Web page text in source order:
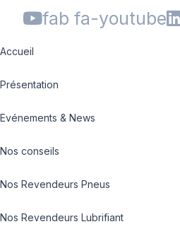
fab fa-youtube
Accueil
Présentation
Evénements & News
Nos conseils
Nos Revendeurs Pneus
Nos Revendeurs Lubrifiant